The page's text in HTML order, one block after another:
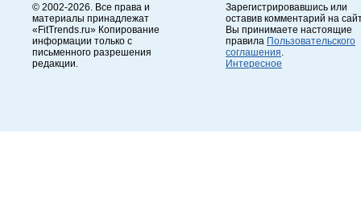
© 2002-2026. Все права и
материалы принадлежат
«FitTrends.ru» Копирование
информации только с
письменного разрешения
редакции.
Зарегистрировавшись или
оставив комментарий на
Вы принимаете настоящие
правила Пользовательского
соглашения
Интересное